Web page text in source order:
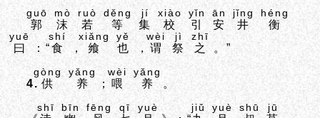
郭
guō
沫
mò
若
ruò
等
děng
集
jí
校
xiào
引
yǐn
安
ān
井
jǐng
衡
héng
曰
yuē
：“食
shí
， 飨
xiǎng
也
yě
， 谓
wèi
祭
jì
之
zhī
。”
4. 供
gòng
养
yǎng
；喂
wèi
养
yǎng
。
shī bīn fēng qī yuè jiǔ yuè shū jū